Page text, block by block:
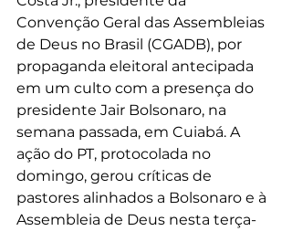
Convenção Geral das Assembleias
de Deus no Brasil (CGADB), por
propaganda eleitoral antecipada
em um culto com a presença do
presidente Jair Bolsonaro, na
semana passada, em Cuiabá. A
ação do PT, protocolada no
domingo, gerou críticas de
pastores alinhados a Bolsonaro e à
Assembleia de Deus nesta terça-